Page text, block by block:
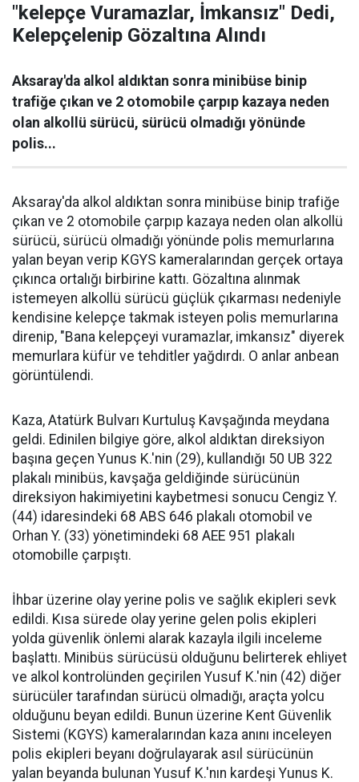
"kelepçe Vuramazlar, İmkansız" Dedi,
Kelepçelenip Gözaltına Alındı
Aksaray'da alkol aldıktan sonra minibüse binip
trafiğe çıkan ve 2 otomobile çarpıp kazaya neden
olan alkollü sürücü, sürücü olmadığı yönünde
polis...
Aksaray'da alkol aldıktan sonra minibüse binip trafiğe
çıkan ve 2 otomobile çarpıp kazaya neden olan alkollü
sürücü, sürücü olmadığı yönünde polis memurlarına
yalan beyan verip KGYS kameralarından gerçek ortaya
çıkınca ortalığı birbirine kattı. Gözaltına alınmak
istemeyen alkollü sürücü güçlük çıkarması nedeniyle
kendisine kelepçe takmak isteyen polis memurlarına
direnip, "Bana kelepçeyi vuramazlar, imkansız" diyerek
memurlara küfür ve tehditler yağdırdı. O anlar anbean
görüntülendi.
Kaza, Atatürk Bulvarı Kurtuluş Kavşağında meydana
geldi. Edinilen bilgiye göre, alkol aldıktan direksiyon
başına geçen Yunus K.'nin (29), kullandığı 50 UB 322
plakalı minibüs, kavşağa geldiğinde sürücünün
direksiyon hakimiyetini kaybetmesi sonucu Cengiz Y.
(44) idaresindeki 68 ABS 646 plakalı otomobil ve
Orhan Y. (33) yönetimindeki 68 AEE 951 plakalı
otomobille çarpıştı.
İhbar üzerine olay yerine polis ve sağlık ekipleri sevk
edildi. Kısa sürede olay yerine gelen polis ekipleri
yolda güvenlik önlemi alarak kazayla ilgili inceleme
başlattı. Minibüs sürücüsü olduğunu belirterek ehliyet
ve alkol kontrolünden geçirilen Yusuf K.'nin (42) diğer
sürücüler tarafından sürücü olmadığı, araçta yolcu
olduğunu beyan edildi. Bunun üzerine Kent Güvenlik
Sistemi (KGYS) kameralarından kaza anını inceleyen
polis ekipleri beyanı doğrulayarak asıl sürücünün
yalan beyanda bulunan Yusuf K.'nın kardeşi Yunus K.